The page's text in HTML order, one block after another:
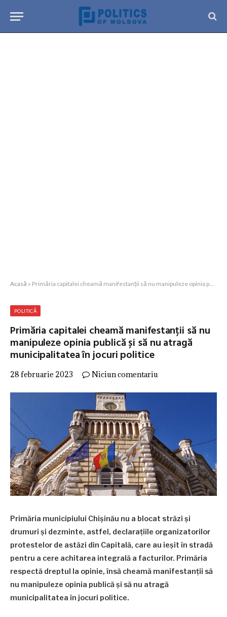
Acasă » Primăria capitalei cheamă manifestanții să nu manipuleze opinia publică și să nu atragă municipalitatea în jocuri politice
POLITICĂ
Primăria capitalei cheamă manifestanții să nu
manipuleze opinia publică și să nu atragă
municipalitatea în jocuri politice
28 februarie 2023 Niciun comentariu
Primăria municipiului Chișinău nu a blocat străzi și
drumuri și dezminte, astfel, declarațiile organizatorilor
protestelor de astăzi din Capitală, care au ieșit în stradă
pentru a cere achitarea integrală a facturilor. Primăria
respectă dreptul la opinie, însă cheamă manifestanții să
nu manipuleze opinia publică și să nu atragă
municipalitatea în jocuri politice.